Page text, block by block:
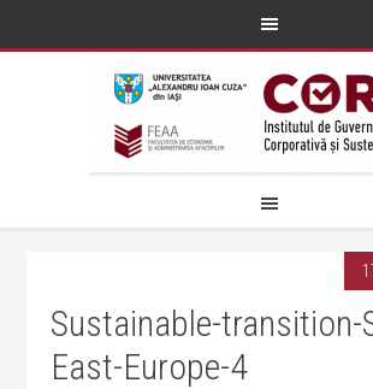
Sustainable-transition-
East-Europe-4